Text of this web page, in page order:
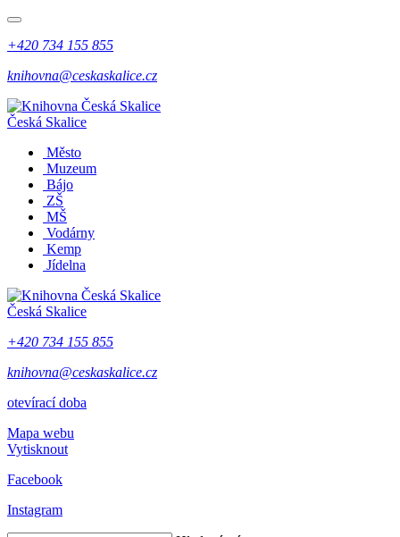
+420 734 155 855
knihovna@ceskaskalice.cz
Česká Skalice
Město
Muzeum
Bájo
ZŠ
MŠ
Vodárny
Kemp
Jídelna
Česká Skalice
+420 734 155 855
knihovna@ceskaskalice.cz
otevírací doba
Mapa webu
Vytisknout
Facebook
Instagram